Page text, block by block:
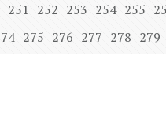
251 252 253 254 255
275 276 277 278 279